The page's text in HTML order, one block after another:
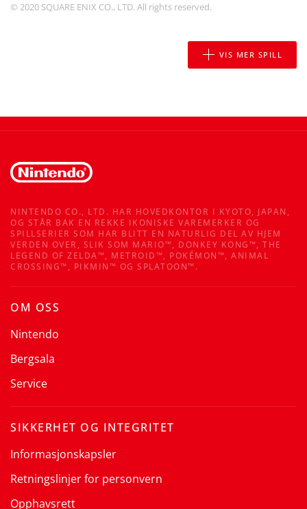
© 2020 SQUARE ENIX CO., LTD. All rights reserved.
VIS MER SPILL
NINTENDO CO., LTD. HAR HOVEDKONTOR I KYOTO, JAPAN,
OG STÅR BAK EN REKKE IKONISKE VAREMERKER OG
SPILLSERIER SOM HAR BLITT EN NATURLIG DEL AV HJEM
VERDEN OVER, SLIK SOM MARIO™, DONKEY KONG™, THE
LEGEND OF ZELDA™, METROID™, POKÉMON™, ANIMAL
CROSSING™, PIKMIN™ OG SPLATOON™.
OM OSS
Nintendo
Bergsala
Service
SIKKERHET OG INTEGRITET
Informasjonskapsler
Retningslinjer for personvern
Opphavsrett